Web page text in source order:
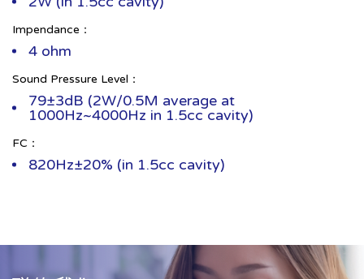
Impendance：
4 ohm
Sound Pressure Level：
79±3dB (2W/0.5M average at
1000Hz~4000Hz in 1.5cc cavity)
FC：
820Hz±20% (in 1.5cc cavity)